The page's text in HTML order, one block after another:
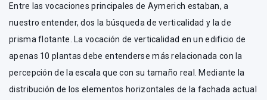
Entre las vocaciones principales de Aymerich estaban, a
nuestro entender, dos la búsqueda de verticalidad y la de
prisma flotante. La vocación de verticalidad en un edificio de
apenas 10 plantas debe entenderse más relacionada con la
percepción de la escala que con su tamaño real. Mediante la
distribución de los elementos horizontales de la fachada actual